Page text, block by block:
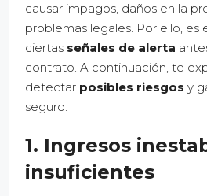
causar impagos, daños en la
problemas legales. Por ello, es
ciertas señales de alerta
contrato. A continuación, te
detectar posibles riesgos y
seguro.
1. Ingresos
insuficientes